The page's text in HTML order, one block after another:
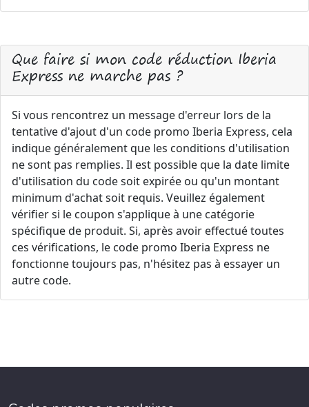
Que faire si mon code réduction Iberia
Express ne marche pas ?
Si vous rencontrez un message d'erreur lors de la
tentative d'ajout d'un code promo Iberia Express, cela
indique généralement que les conditions d'utilisation
ne sont pas remplies. Il est possible que la date limite
d'utilisation du code soit expirée ou qu'un montant
minimum d'achat soit requis. Veuillez également
vérifier si le coupon s'applique à une catégorie
spécifique de produit. Si, après avoir effectué toutes
ces vérifications, le code promo Iberia Express ne
fonctionne toujours pas, n'hésitez pas à essayer un
autre code.